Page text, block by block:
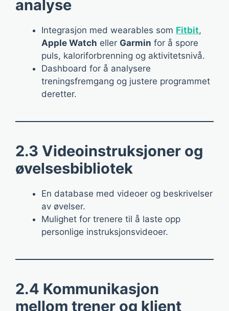
analyse
Integrasjon med wearables som Fitbit,
Apple Watch eller Garmin for å spore
puls, kaloriforbrenning og aktivitetsnivå.
Dashboard for å analysere
treningsfremgang og justere programmet
deretter.
2.3 Videoinstruksjoner og
øvelsesbibliotek
En database med videoer og beskrivelser
av øvelser.
Mulighet for trenere til å laste opp
personlige instruksjonsvideoer.
2.4 Kommunikasjon
mellom trener og klient